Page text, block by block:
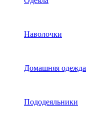
Наволочки
Домашняя одежда
Пододеяльники